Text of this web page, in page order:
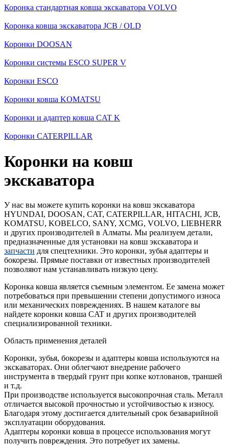
Коронка стандартная ковша экскаватора VOLVO
Коронка ковша экскаватора JCB / OLD
Коронки DOOSAN
Коронки системы ESCO SUPER V
Коронки ESCO
Коронки ковша KOMATSU
Коронки и адаптер ковша CAT K
Коронки CATERPILLAR
Коронки на ковш
экскаватора
У нас вы можете купить коронки на ковш экскаватора
HYUNDAI, DOOSAN, CAT, CATERPILLAR, HITACHI, JCB,
KOMATSU, KOBELCO, SANY, XCMG, VOLVO, LIEBHERR
и других производителей в Алматы. Мы реализуем детали,
предназначенные для установки на ковш экскаватора и
запчасти для спецтехники. Это коронки, зубья адаптеры и
бокорезы. Прямые поставки от известных производителей
позволяют нам устанавливать низкую цену.
Коронка ковша является съемным элементом. Ее замена может
потребоваться при превышении степени допустимого износа
или механических повреждениях. В нашем каталоге вы
найдете коронки ковша CAT и других производителей
специализированной техники.
Область применения деталей
Коронки, зубья, бокорезы и адаптеры ковша используются на
экскаваторах. Они облегчают внедрение рабочего
инструмента в твердый грунт при копке котлованов, траншей
и т.д.
При производстве используется высокопрочная сталь. Металл
отличается высокой прочностью и устойчивостью к износу.
Благодаря этому достигается длительный срок безаварийной
эксплуатации оборудования.
Адаптеры коронки ковша в процессе использования могут
получить повреждения. Это потребует их замены.